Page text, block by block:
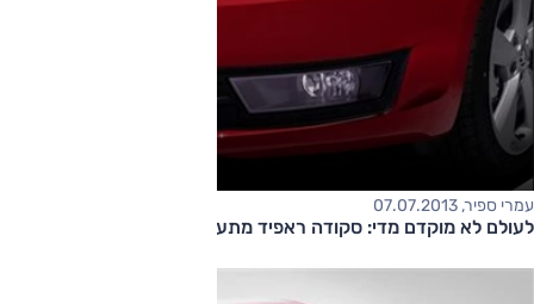
עמרי ספיר, 07.07.2013
לעולם לא מוקדם מדי: סקודה ראפיד מתעדכנת